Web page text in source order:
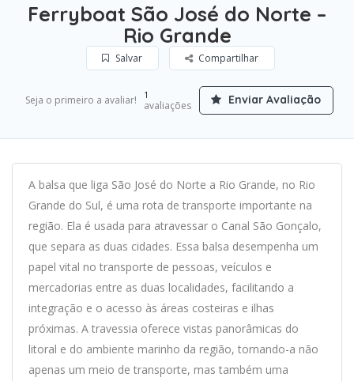
Ferryboat São José do Norte –
Rio Grande
Salvar Compartilhar
Seja o primeiro a avaliar! 1
avaliações Enviar Avaliação
A balsa que liga São José do Norte a Rio Grande, no Rio
Grande do Sul, é uma rota de transporte importante na
região. Ela é usada para atravessar o Canal São Gonçalo,
que separa as duas cidades. Essa balsa desempenha um
papel vital no transporte de pessoas, veículos e
mercadorias entre as duas localidades, facilitando a
integração e o acesso às áreas costeiras e ilhas
próximas. A travessia oferece vistas panorâmicas do
litoral e do ambiente marinho da região, tornando-a não
apenas um meio de transporte, mas também uma